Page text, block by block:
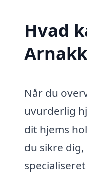
Hvad
Når du
uvurderlig
dit hjems
du sikre